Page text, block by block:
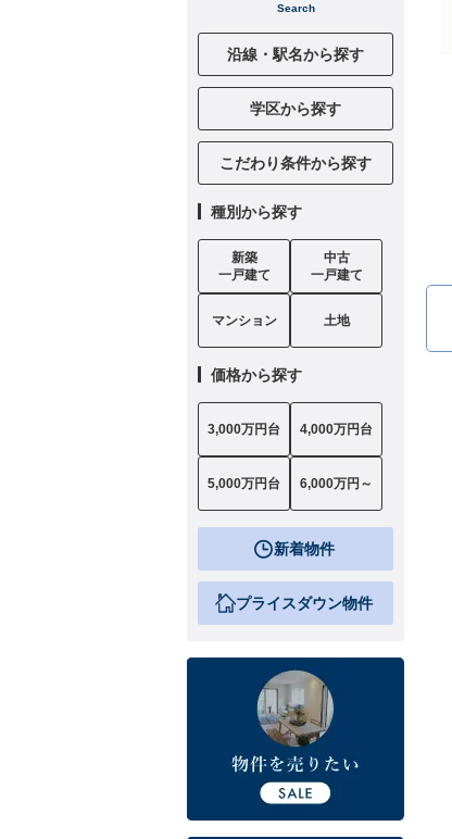
Search
沿線・駅名から探す
学区から探す
こだわり条件から探す
種別から探す
新築
一戸建て
中古
一戸建て
マンション 土地
価格から探す
3,000万円台 4,000万円台
5,000万円台 6,000万円～
新着物件
プライスダウン物件